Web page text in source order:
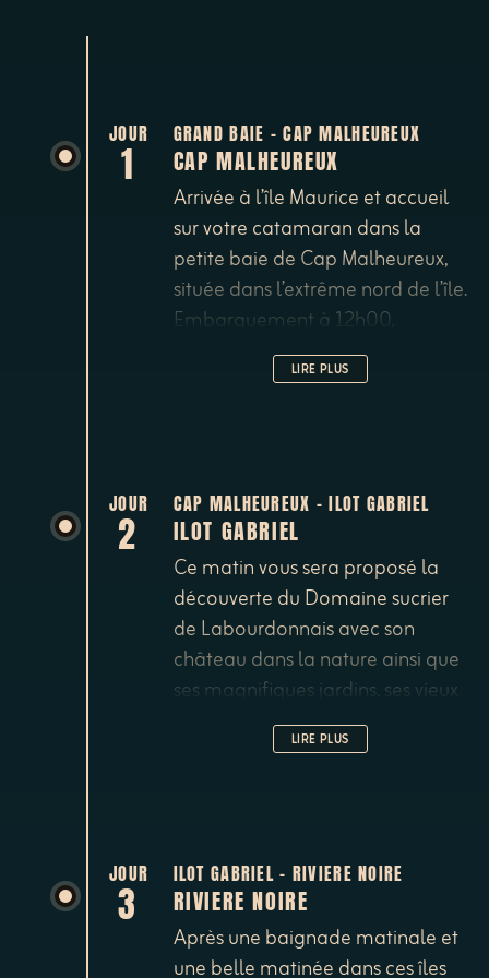
JOUR
1
GRAND BAIE - CAP MALHEUREUX
CAP MALHEUREUX
Arrivée à l’île Maurice et accueil
sur votre catamaran dans la
petite baie de Cap Malheureux,
située dans l’extrême nord de l’île.
Embarquement à 12h00,
installation à bord et briefing sur
la sécurité et le programme de
nord de l’île et fera escale dans
la baie du Cap Malheureux pour
la nuit, avec comme sentinelle la
célèbre église au toit rouge.
LIRE PLUS
JOUR
2
CAP MALHEUREUX - ILOT GABRIEL
ILOT GABRIEL
Ce matin vous sera proposé la
découverte du Domaine sucrier
de Labourdonnais avec son
château dans la nature ainsi que
ses magnifiques jardins, ses vieux
vergers et sa rhumerie. Sur le
chemin du retour vous aurez
Au retour au bateau et après un
déjeuner bien mérité, vous
entamerez une navigation vers
l’île Plate et l’îlot Gabriel. Selon
LIRE PLUS
JOUR
3
ILOT GABRIEL - RIVIERE NOIRE
RIVIERE NOIRE
Après une baignade matinale et
une belle matinée dans ces îles